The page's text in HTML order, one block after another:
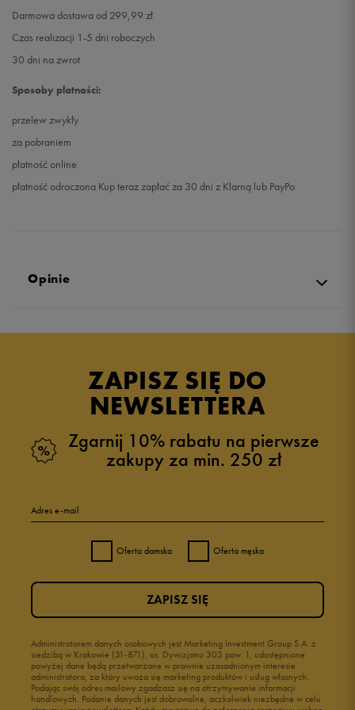
Darmowa dostawa od 299,99 zł
Czas realizacji 1-5 dni roboczych
30 dni na zwrot
Sposoby płatności:
przelew zwykły
za pobraniem
płatność online
płatność odroczona Kup teraz zapłać za 30 dni z Klarną lub PayPo
Opinie
5.0
zebranych i zweryfikowanych przez
4 4%
1 0%
ZAPISZ SIĘ DO
NEWSLETTERA
Zgarnij 10% rabatu na pierwsze
zakupy za min. 250 zł
Adres e-mail
Oferta damska Oferta męska
Administratorem danych osobowych jest Marketing Investment Group S.A. z
siedzibą w Krakowie (31-871), os. Dywizjonu 303 paw. 1, udostępnione
powyżej dane będą przetwarzane w prawnie uzasadnionym interesie
administratora, za który uważa się marketing produktów i usług własnych.
Podając swój adres mailowy zgadzasz się na otrzymywanie informacji
handlowych. Podanie danych jest dobrowolne, aczkolwiek niezbędne w celu
ZAPISZ SIĘ